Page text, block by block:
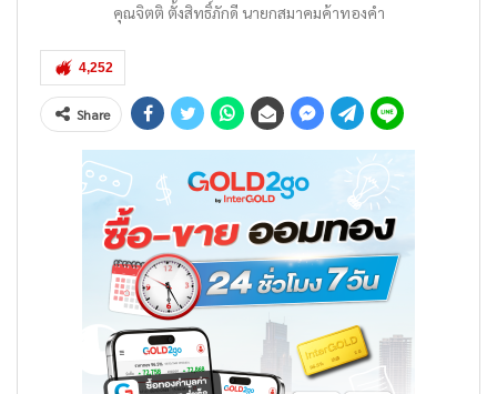
คุณจิตติ ตั้งสิทธิ์ภักดี นายกสมาคมค้าทองคำ
4,252
Share